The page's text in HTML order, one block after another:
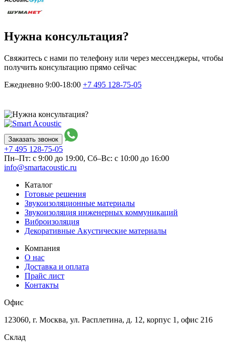
Нужна консультация?
Свяжитесь с нами по телефону или через мессенджеры, чтобы
получить консультацию прямо сейчас
Ежедневно 9:00-18:00 +7 495 128-75-05
Заказать звонок
+7 495 128-75-05
Пн–Пт: с 9:00 до 19:00, Сб–Вс: с 10:00 до 16:00
info@smartacoustic.ru
Каталог
Готовые решения
Звукоизоляционные материалы
Звукоизоляция инженерных коммуникаций
Виброизоляция
Декоративные Акустические материалы
Компания
О нас
Доставка и оплата
Прайс лист
Контакты
Офис
123060, г. Москва, ул. Расплетина, д. 12, корпус 1, офис 216
Склад